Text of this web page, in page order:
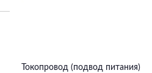
Токопровод (подвод питания)